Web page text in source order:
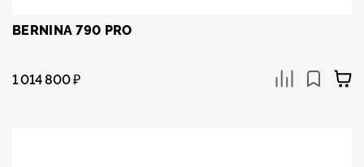
BERNINA 790 PRO
1 014 800₽